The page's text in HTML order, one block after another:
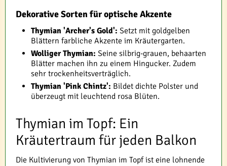
Dekorative Sorten für optische Akzente
Thymian 'Archer's Gold': Setzt mit goldgelben
Blättern farbliche Akzente im Kräutergarten.
Wolliger Thymian: Seine silbrig-grauen, behaarten
Blätter machen ihn zu einem Hingucker. Zudem
sehr trockenheitsverträglich.
Thymian 'Pink Chintz': Bildet dichte Polster und
überzeugt mit leuchtend rosa Blüten.
Thymian im Topf: Ein
Kräutertraum für jeden Balkon
Die Kultivierung von Thymian im Topf ist eine lohnende